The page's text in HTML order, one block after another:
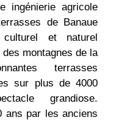
ingénierie agricole
de Banaue
culturel et naturel
montagnes de la
terrasses
sur plus de 4000
grandiose.
ans par les anciens